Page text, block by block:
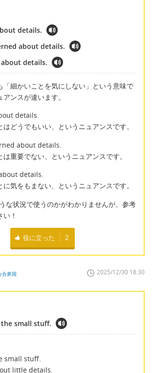
details.
about details.
details.
「細かいことを気にしない」という意味で
ンスが違います。
details.
どうでもいい、というニュアンスです。
about details.
重要でない、というニュアンスです。
details.
気をもまない、というニュアンスです。
な状況で使うのかがわかりませんが、参考
！
役に立った 2
合衆国 2025/12/30 18:30
the small stuff.
small stuff.
little details.